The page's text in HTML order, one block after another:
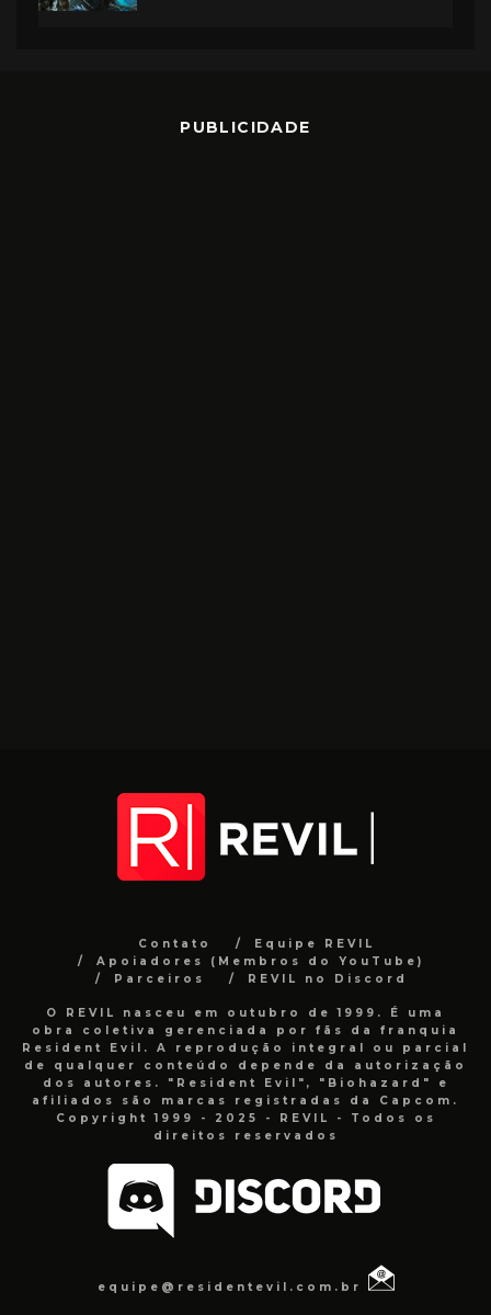
PUBLICIDADE
Contato
Equipe REVIL
Apoiadores (Membros do YouTube)
Parceiros
REVIL no Discord
O REVIL nasceu em outubro de 1999. É uma
obra coletiva gerenciada por fãs da franquia
Resident Evil. A reprodução integral ou parcial
de qualquer conteúdo depende da autorização
dos autores. "Resident Evil", "Biohazard" e
afiliados são marcas registradas da Capcom.
Copyright 1999 - 2025 - REVIL - Todos os
direitos reservados
equipe@residentevil.com.br